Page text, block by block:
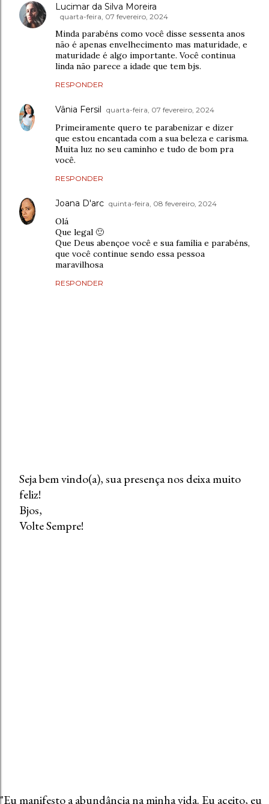
Lucimar da Silva Moreira
quarta-feira, 07 fevereiro, 2024
Minda parabéns como você disse sessenta anos
não é apenas envelhecimento mas maturidade, e
maturidade é algo importante. Você continua
linda não parece a idade que tem bjs.
RESPONDER
Vânia Fersil quarta-feira, 07 fevereiro, 2024
Primeiramente quero te parabenizar e dizer
que estou encantada com a sua beleza e carisma.
Muita luz no seu caminho e tudo de bom pra
você.
RESPONDER
Joana D'arc quinta-feira, 08 fevereiro, 2024
Olá
Que legal 🙂
Que Deus abençoe você e sua família e parabéns,
que você continue sendo essa pessoa
maravilhosa
RESPONDER
P
o
s
Seja bem vindo(a), sua presença nos deixa muito
feliz!
Bjos,
Volte Sempre!
"Eu manifesto a abundância na minha vida. Eu aceito, eu